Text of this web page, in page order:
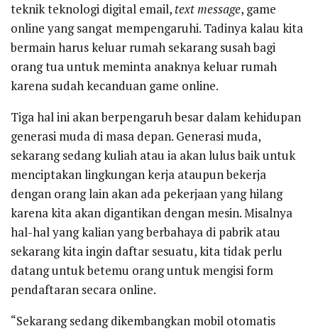
teknik teknologi digital email, text message, game
online yang sangat mempengaruhi. Tadinya kalau kita
bermain harus keluar rumah sekarang susah bagi
orang tua untuk meminta anaknya keluar rumah
karena sudah kecanduan game online.
Tiga hal ini akan berpengaruh besar dalam kehidupan
generasi muda di masa depan. Generasi muda,
sekarang sedang kuliah atau ia akan lulus baik untuk
menciptakan lingkungan kerja ataupun bekerja
dengan orang lain akan ada pekerjaan yang hilang
karena kita akan digantikan dengan mesin. Misalnya
hal-hal yang kalian yang berbahaya di pabrik atau
sekarang kita ingin daftar sesuatu, kita tidak perlu
datang untuk betemu orang untuk mengisi form
pendaftaran secara online.
“Sekarang sedang dikembangkan mobil otomatis